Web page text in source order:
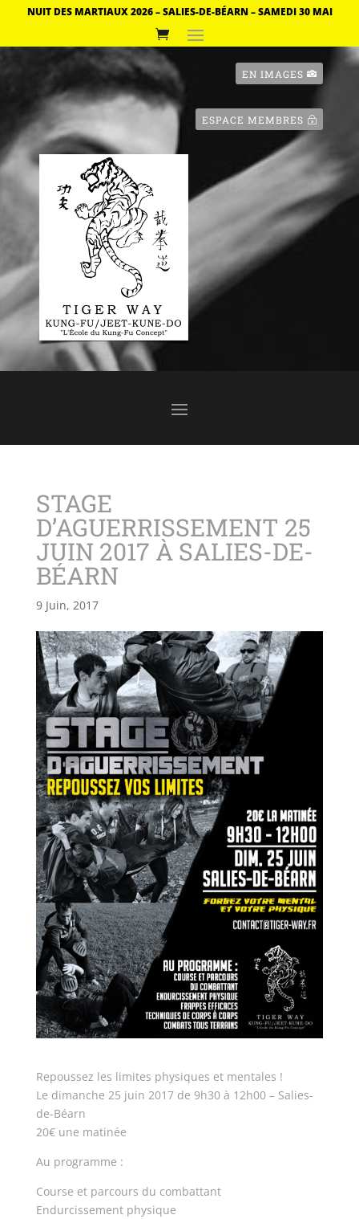
NUIT DES MARTIAUX 2026 – SALIES-DE-BÉARN – SAMEDI 30 MAI
EN IMAGES
ESPACE MEMBRES
STAGE
D’AGUERRISSEMENT 25
JUIN 2017 À SALIES-DE-
BÉARN
9 Juin, 2017
Repoussez les limites physiques et mentales !
Le dimanche 25 juin 2017 de 9h30 à 12h00 – Salies-
de-Béarn
20€ une matinée
Au programme :
Course et parcours du combattant
Endurcissement physique